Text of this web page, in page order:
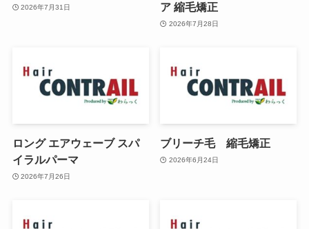
2026年7月31日
ア 縮毛矯正
2026年7月28日
ロング エアウェーブ スパ
イラルパーマ
2026年7月26日
ブリーチ毛 縮毛矯正
2026年6月24日